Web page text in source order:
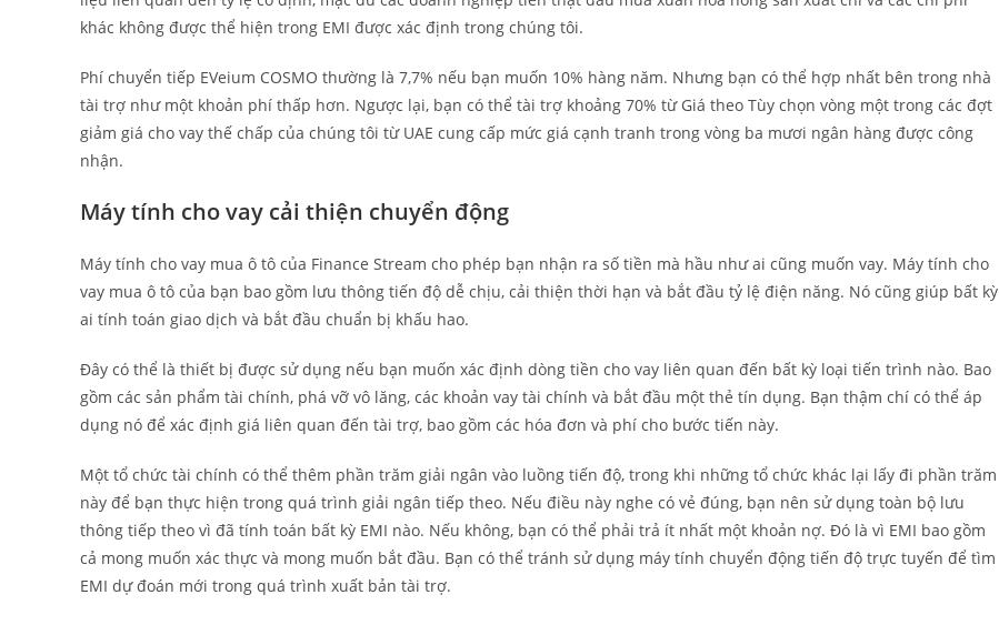
khác không được thể hiện trong EMI được xác định trong chúng tôi.
Phí chuyển tiếp EVeium COSMO thường là 7,7% nếu bạn muốn 10% hàng năm. Nhưng bạn có thể hợp nhất bên trong nhà
tài trợ như một khoản phí thấp hơn. Ngược lại, bạn có thể tài trợ khoảng 70% từ Giá theo Tùy chọn vòng một trong các đợt
giảm giá cho vay thế chấp của chúng tôi từ UAE cung cấp mức giá cạnh tranh trong vòng ba mươi ngân hàng được công
nhận.
Máy tính cho vay cải thiện chuyển động
Máy tính cho vay mua ô tô của Finance Stream cho phép bạn nhận ra số tiền mà hầu như ai cũng muốn vay. Máy tính cho
vay mua ô tô của bạn bao gồm lưu thông tiến độ dễ chịu, cải thiện thời hạn và bắt đầu tỷ lệ điện năng. Nó cũng giúp bất kỳ
ai tính toán giao dịch và bắt đầu chuẩn bị khấu hao.
Đây có thể là thiết bị được sử dụng nếu bạn muốn xác định dòng tiền cho vay liên quan đến bất kỳ loại tiến trình nào. Bao
gồm các sản phẩm tài chính, phá vỡ vô lăng, các khoản vay tài chính và bắt đầu một thẻ tín dụng. Bạn thậm chí có thể áp
dụng nó để xác định giá liên quan đến tài trợ, bao gồm các hóa đơn và phí cho bước tiến này.
Một tổ chức tài chính có thể thêm phần trăm giải ngân vào luồng tiến độ, trong khi những tổ chức khác lại lấy đi phần trăm
này để bạn thực hiện trong quá trình giải ngân tiếp theo. Nếu điều này nghe có vẻ đúng, bạn nên sử dụng toàn bộ lưu
thông tiếp theo vì đã tính toán bất kỳ EMI nào. Nếu không, bạn có thể phải trả ít nhất một khoản nợ. Đó là vì EMI bao gồm
cả mong muốn xác thực và mong muốn bắt đầu. Bạn có thể tránh sử dụng máy tính chuyển động tiến độ trực tuyến để tìm
EMI dự đoán mới trong quá trình xuất bản tài trợ.